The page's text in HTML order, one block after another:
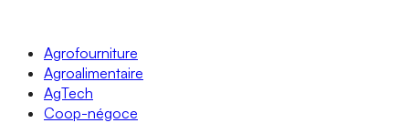
Agrofourniture
Agroalimentaire
AgTech
Coop-négoce